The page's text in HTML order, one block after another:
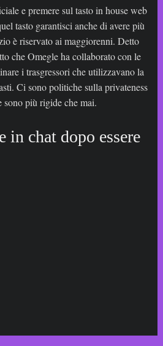
e premere sul tasto in house web
tasto garantisci anche di avere più
è riservato ai maggiorenni. Detto
che Omegle ha collaborato con le
i trasgressori che utilizzavano la
Ci sono politiche sulla privateness
sono più rigide che mai.
in chat dopo essere